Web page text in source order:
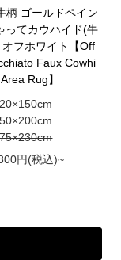
柄 ゴールドペイン
ってカウハイド(牛
フホワイト【Off
Faux Cowhi
Rug】
円(税込)~